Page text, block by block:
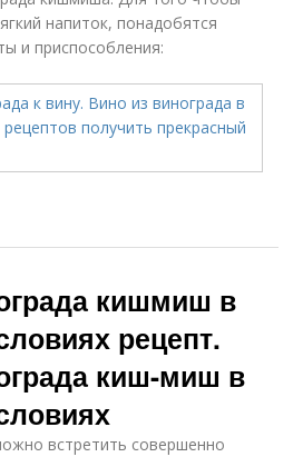
напиток, понадобятся
и приспособления:
кишмиш в
рецепт.
киш-миш в
встретить совершенно